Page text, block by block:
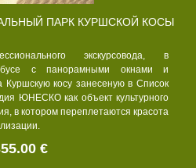
ПАРК КУРШСКОЙ КОСЫ
экскурсовода, в
с панорамными окнами и
косу занесеную в Список
ЮНЕСКО как объект культурного
в котором переплетаются красота
€